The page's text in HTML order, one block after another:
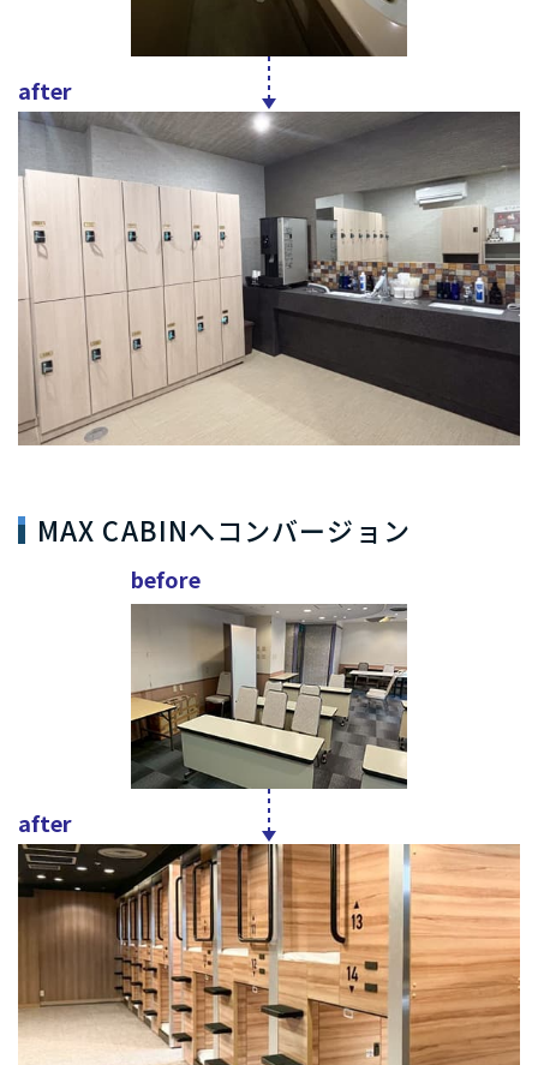
after
MAX CABINへコンバージョン
before
after